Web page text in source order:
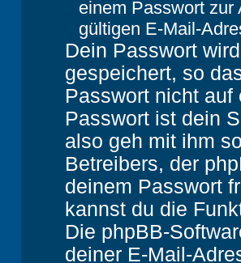
einem Passwort zur
gültigen E-Mail-
Dein Passwort
gespeichert, so
Passwort nicht
Passwort ist dein
also geh mit ihm
Betreibers, der
deinem Passwort
kannst du die
Die phpBB-
deiner E-Mail-